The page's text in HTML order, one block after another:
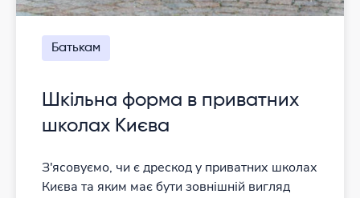
Батькам
Шкільна форма в приватних
школах Києва
З'ясовуємо, чи є дрескод у приватних школах
Києва та яким має бути зовнішній вигляд